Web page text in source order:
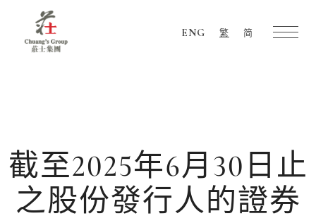
ENG 繁 简
截至2025年6月30日止
之股份發行人的證券